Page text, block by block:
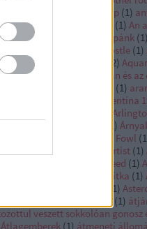
Ant-Man and the Wasp (1)
(1) (1) An
( an open secret Apánk (1)
apostle (1)
apró titkok 2)
Lost Kingdom
Aquaman és
(1)
Argentína
1)
Artemis Fowl (1
artist (1)
Asassins Creed (1)
asterix a varázsital titka (1)
1)
(1)
veszett sokkolóan gonosz
Átlagemberek (1) átmeneti